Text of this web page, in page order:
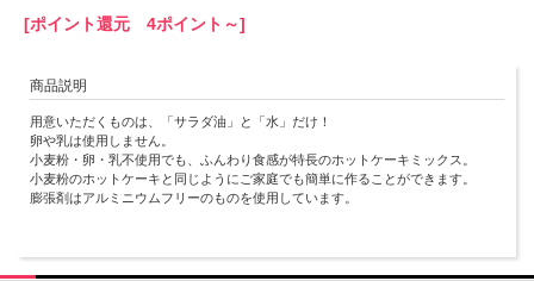
[ポイント還元 4ポイント～]
商品説明
用意いただくものは、「サラダ油」と「水」だけ！
卵や乳は使用しません。
小麦粉・卵・乳不使用でも、ふんわり食感が特長のホットケーキミックス。
小麦粉のホットケーキと同じようにご家庭でも簡単に作ることができます。
膨張剤はアルミニウムフリーのものを使用しています。